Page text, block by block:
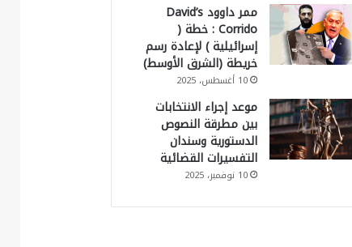
ممر داوود David’s
Corrido : خطة (
إسرائيلية ) لإعادة رسم
خريطة (الشرق الأوسط)
10 أغسطس، 2025
موعد إجراء الانتخابات
بين مطرقة النصوص
الدستورية وسندان
التفسيرات القضائية
10 نوفمبر، 2025